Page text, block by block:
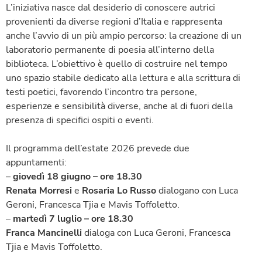
L’iniziativa nasce dal desiderio di conoscere autrici
provenienti da diverse regioni d’Italia e rappresenta
anche l’avvio di un più ampio percorso: la creazione di un
laboratorio permanente di poesia all’interno della
biblioteca. L’obiettivo è quello di costruire nel tempo
uno spazio stabile dedicato alla lettura e alla scrittura di
testi poetici, favorendo l’incontro tra persone,
esperienze e sensibilità diverse, anche al di fuori della
presenza di specifici ospiti o eventi.
Il programma dell’estate 2026 prevede due
appuntamenti:
–giovedì 18 giugno – ore 18.30
Renata Morresie Rosaria Lo Russodialogano con Luca
Geroni, Francesca Tjia e Mavis Toffoletto.
– martedì 7 luglio – ore 18.30
Franca Mancinellidialoga con Luca Geroni, Francesca
Tjia e Mavis Toffoletto.